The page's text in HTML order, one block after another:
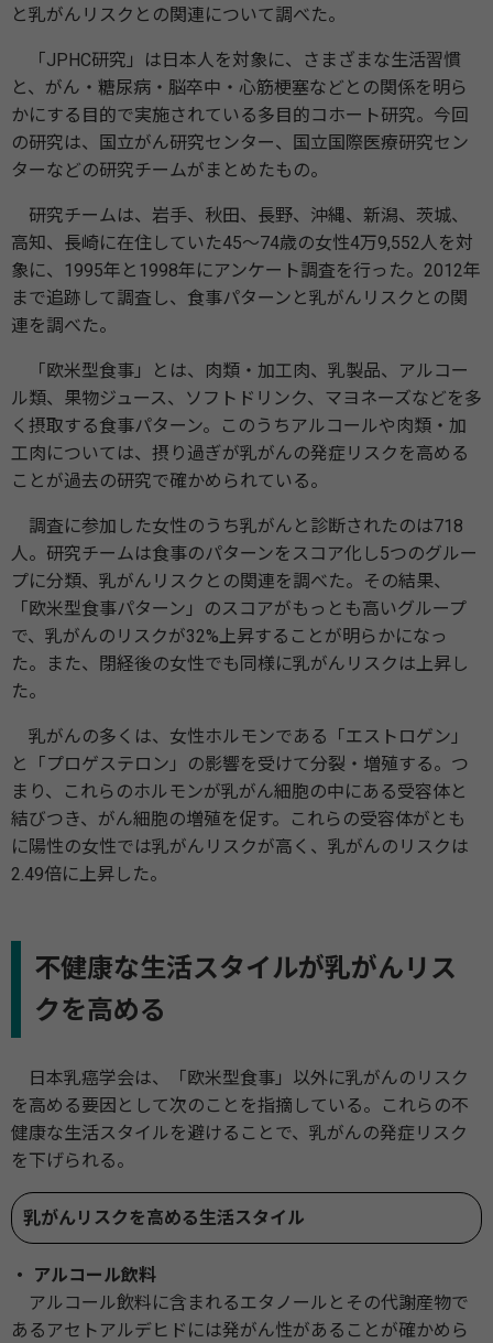
と乳がんリスクとの関連について調べた。
「JPHC研究」は日本人を対象に、さまざまな生活習慣
と、がん・糖尿病・脳卒中・心筋梗塞などとの関係を明ら
かにする目的で実施されている多目的コホート研究。今回
の研究は、国立がん研究センター、国立国際医療研究セン
ターなどの研究チームがまとめたもの。
研究チームは、岩手、秋田、長野、沖縄、新潟、茨城、
高知、長崎に在住していた45～74歳の女性4万9,552人を対
象に、1995年と1998年にアンケート調査を行った。2012年
まで追跡して調査し、食事パターンと乳がんリスクとの関
連を調べた。
「欧米型食事」とは、肉類・加工肉、乳製品、アルコー
ル類、果物ジュース、ソフトドリンク、マヨネーズなどを多
く摂取する食事パターン。このうちアルコールや肉類・加
工肉については、摂り過ぎが乳がんの発症リスクを高める
ことが過去の研究で確かめられている。
調査に参加した女性のうち乳がんと診断されたのは718
人。研究チームは食事のパターンをスコア化し5つのグルー
プに分類、乳がんリスクとの関連を調べた。その結果、
「欧米型食事パターン」のスコアがもっとも高いグループ
で、乳がんのリスクが32%上昇することが明らかになっ
た。また、閉経後の女性でも同様に乳がんリスクは上昇し
た。
乳がんの多くは、女性ホルモンである「エストロゲン」
と「プロゲステロン」の影響を受けて分裂・増殖する。つ
まり、これらのホルモンが乳がん細胞の中にある受容体と
結びつき、がん細胞の増殖を促す。これらの受容体がとも
に陽性の女性では乳がんリスクが高く、乳がんのリスクは
2.49倍に上昇した。
不健康な生活スタイルが乳がんリス
クを高める
日本乳癌学会は、「欧米型食事」以外に乳がんのリスク
を高める要因として次のことを指摘している。これらの不
健康な生活スタイルを避けることで、乳がんの発症リスク
を下げられる。
乳がんリスクを高める生活スタイル
・ アルコール飲料
アルコール飲料に含まれるエタノールとその代謝産物で
あるアセトアルデヒドには発がん性があることが確かめら